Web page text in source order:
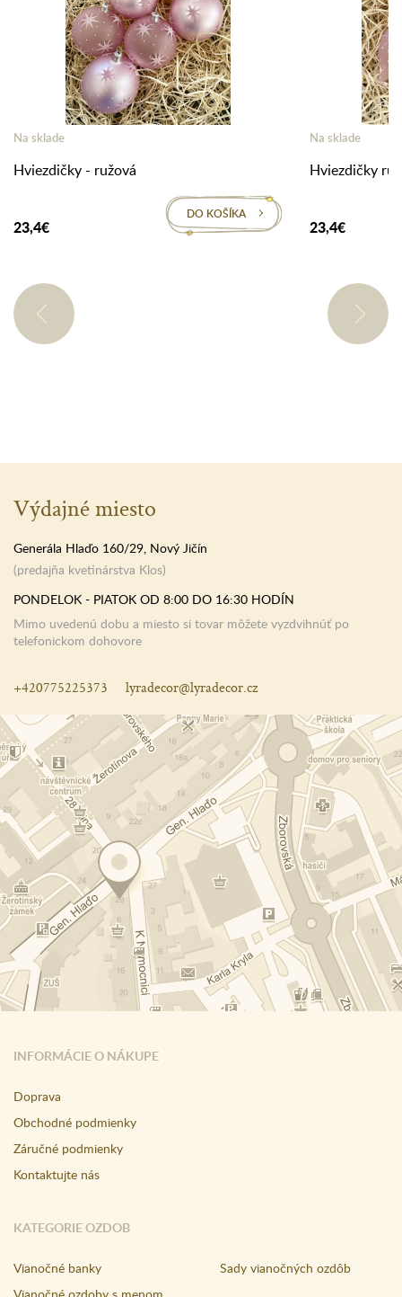
Na sklade
Hviezdičky - ružová
23,4€
DO KOŠÍKA
Na sklade
Hviezdičky
23,4€
INFORMÁCIE O NÁKUPE
Doprava
Obchodné podmienky
Záručné podmienky
Kontaktujte nás
KATEGORIE OZDOB
Vianočné banky
Sady vianočných ozdôb
Výdajné miesto
Generála Hlaďo 160/29, Nový Jičín
(predajňa kvetinárstva Klos)
PONDELOK - PIATOK OD 8:00 DO 16:30 HODÍN
Mimo uvedenú dobu a miesto si tovar môžete vyzdvihnúť po
telefonickom dohovore
+420775225373 lyradecor@lyradecor.cz